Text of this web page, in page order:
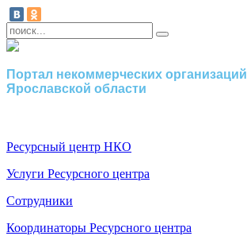
Портал некоммерческих организаций
Ярославской области
Ресурсный центр НКО
Услуги Ресурсного центра
Сотрудники
Координаторы Ресурсного центра